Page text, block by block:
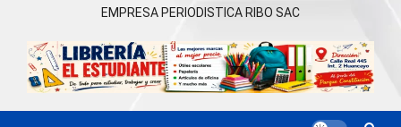
EMPRESA PERIODISTICA RIBO SAC